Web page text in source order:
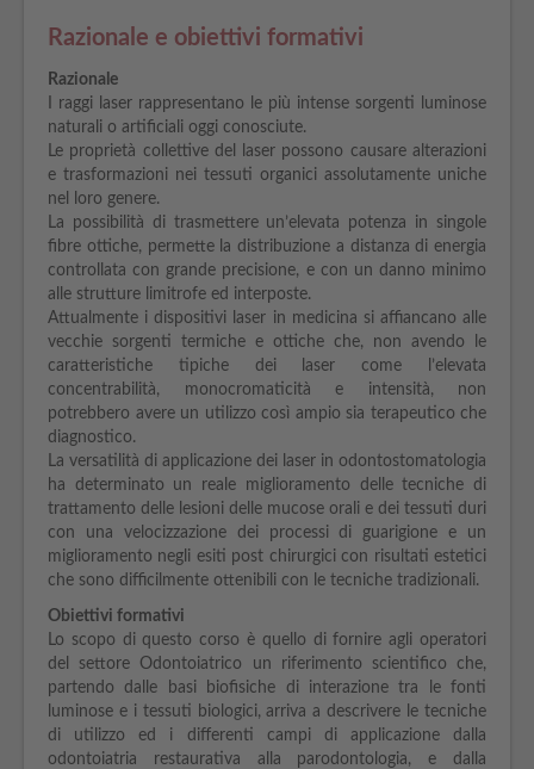
Razionale e obiettivi formativi
Razionale
I raggi laser rappresentano le più intense sorgenti luminose
naturali o artificiali oggi conosciute.
Le proprietà collettive del laser possono causare alterazioni
e trasformazioni nei tessuti organici assolutamente uniche
nel loro genere.
La possibilità di trasmettere un’elevata potenza in singole
fibre ottiche, permette la distribuzione a distanza di energia
controllata con grande precisione, e con un danno minimo
alle strutture limitrofe ed interposte.
Attualmente i dispositivi laser in medicina si affiancano alle
vecchie sorgenti termiche e ottiche che, non avendo le
caratteristiche tipiche dei laser come l’elevata
concentrabilità, monocromaticità e intensità, non
potrebbero avere un utilizzo così ampio sia terapeutico che
diagnostico.
La versatilità di applicazione dei laser in odontostomatologia
ha determinato un reale miglioramento delle tecniche di
trattamento delle lesioni delle mucose orali e dei tessuti duri
con una velocizzazione dei processi di guarigione e un
miglioramento negli esiti post chirurgici con risultati estetici
che sono difficilmente ottenibili con le tecniche tradizionali.
Obiettivi formativi
Lo scopo di questo corso è quello di fornire agli operatori
del settore Odontoiatrico un riferimento scientifico che,
partendo dalle basi biofisiche di interazione tra le fonti
luminose e i tessuti biologici, arriva a descrivere le tecniche
di utilizzo ed i differenti campi di applicazione dalla
odontoiatria restaurativa alla parodontologia, e dalla